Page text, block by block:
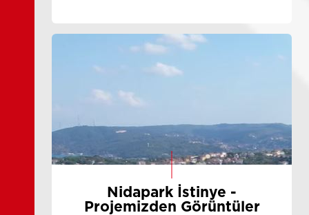
Nidapark İstinye -
Projemizden Görüntüler